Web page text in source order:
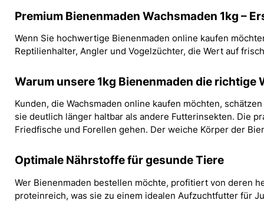
Premium Bienenmaden Wachsmaden 1kg –
Wenn Sie hochwertige Bienenmaden online kaufen
Reptilienhalter, Angler und Vogelzüchter, die Wert auf
Warum unsere 1kg Bienenmaden die richtige
Kunden, die Wachsmaden online kaufen möchten,
sie deutlich länger haltbar als andere Futterinsekten. Die
Friedfische und Forellen gehen. Der weiche Körper der
Optimale Nährstoffe für gesunde Tiere
Wer Bienenmaden bestellen möchte, profitiert von deren
proteinreich, was sie zu einem idealen Aufzuchtfutter für